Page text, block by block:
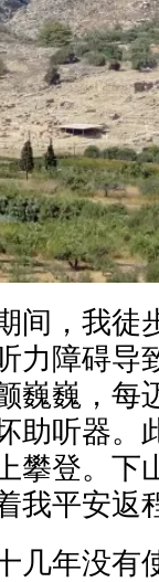
间，我徒
力障碍导
巍巍，每
助听器。
攀登。下
我平安返
几年没有